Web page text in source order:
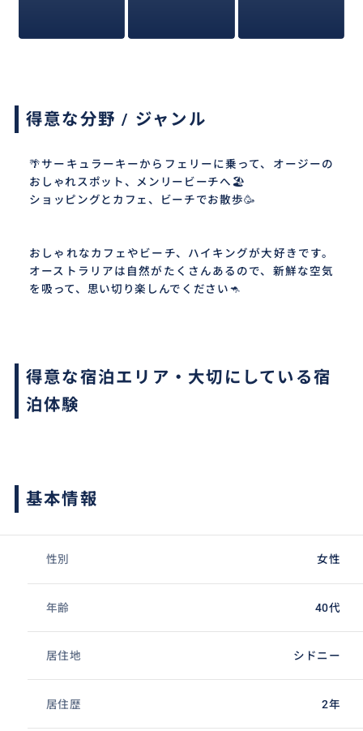
得意な分野 / ジャンル
🌴サーキュラーキーからフェリーに乗って、オージーの
おしゃれスポット、メンリービーチへ🏖
ショッピングとカフェ、ビーチでお散歩🥳
おしゃれなカフェやビーチ、ハイキングが大好きです。
オーストラリアは自然がたくさんあるので、新鮮な空気
を吸って、思い切り楽しんでください🦘
得意な宿泊エリア・大切にしている宿
泊体験
基本情報
性別 女性
年齢 40代
居住地 シドニー
居住歴 2年